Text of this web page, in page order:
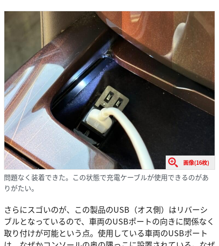
画像(16枚)
問題なく装着できた。この状態で充電ケーブルが使用できるのがあ
りがたい。
さらにスゴいのが、この製品のUSB（オス側）はリバーシ
ブルとなっているので、車両のUSBポートの向きに関係なく
取り付けが可能という点。使用している車両のUSBポート